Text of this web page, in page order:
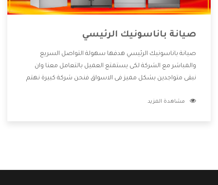
صيانة باناسونيك الرئيسي
صيانة باناسونيك الرئيسي هدفها سهولة التواصل السريع
والمباشر مع الشركة لكى يستمتع العميل بالتعامل معنا وان
نبقى متواجدين بشكل مميز فى الاسواق فنحن شركة كبيرة نهتم
الشركة بها والتى تكون منها خدمة الصيانة التى تكون من أهم
مشاهدة المزيد